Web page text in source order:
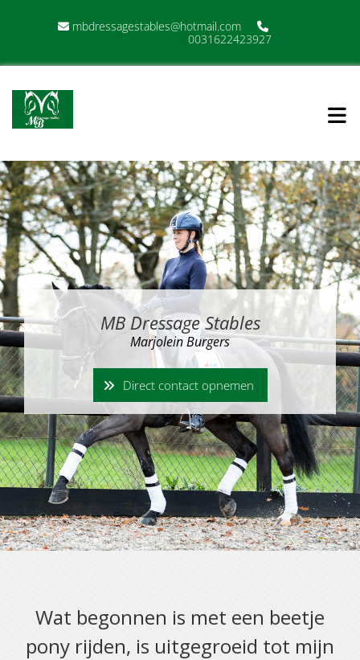
 mbdressagestables@hotmail.com 
0031622423927
MB Dressage Stables
Marjolein Burgers
Direct contact opnemen
Wat begonnen is met een beetje
pony rijden, is uitgegroeid tot mijn